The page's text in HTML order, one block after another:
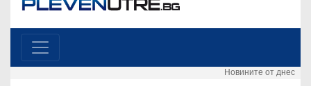
Новините от днес